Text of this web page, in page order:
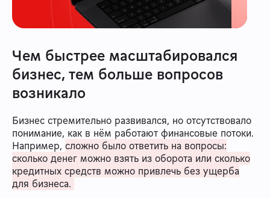
Чем быстрее масштабировался
бизнес, тем больше вопросов
возникало
Бизнес стремительно развивался, но отсутствовало
понимание, как в нём работают финансовые потоки.
Например, сложно было ответить на вопросы:
сколько денег можно взять из оборота или сколько
кредитных средств можно привлечь без ущерба
для бизнеса.